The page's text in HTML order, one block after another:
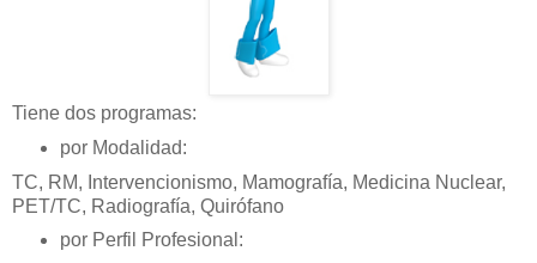
Tiene dos programas:
por Modalidad:
TC, RM, Intervencionismo, Mamografía, Medicina Nuclear,
PET/TC, Radiografía, Quirófano
por Perfil Profesional: